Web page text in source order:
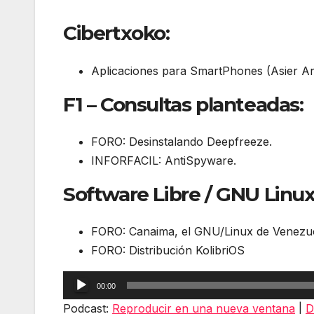
Cibertxoko:
Aplicaciones para SmartPhones (Asier
F1 – Consultas planteadas:
FORO: Desinstalando Deepfreeze.
INFORFACIL: AntiSpyware.
Software Libre / GNU
FORO: Canaima, el GNU/Linux de
FORO: Distribución KolibriOS
Reproductor
de
00:00
Podcast: Reproducir en una nueva ventana